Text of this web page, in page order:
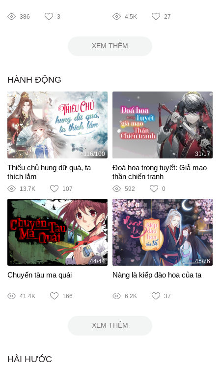
386 3 4.5K 27
XEM THÊM
HÀNH ĐỘNG
116/100
Thiếu chủ hung dữ quá, ta
thích lắm
13.7K 107
31/17
Đoá hoa trong tuyết: Giả mạo
thần chiến tranh
592 0
44/44
Chuyến tàu ma quái
41.4K 166
45/76
Nàng là kiếp đào hoa của ta
6.2K 37
XEM THÊM
HÀI HƯỚC